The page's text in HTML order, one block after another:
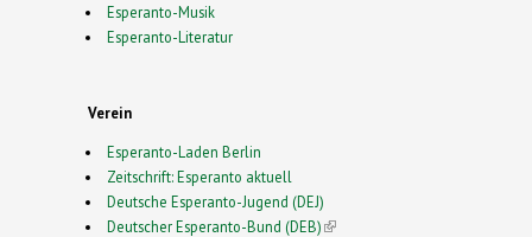
Esperanto-Musik
Esperanto-Literatur
Verein
Esperanto-Laden Berlin
Zeitschrift: Esperanto aktuell
Deutsche Esperanto-Jugend (DEJ)
Deutscher Esperanto-Bund (DEB)(link is external)